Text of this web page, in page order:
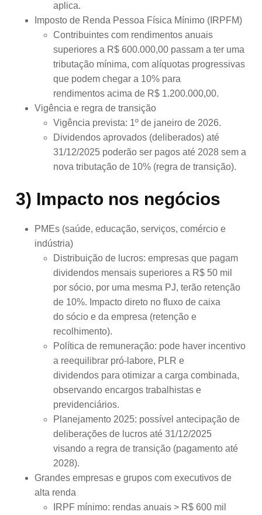
aplica.
Imposto de Renda Pessoa Física Mínimo (IRPFM)
Contribuintes com rendimentos anuais
superiores a R$ 600.000,00 passam a ter uma
tributação mínima, com alíquotas progressivas
que podem chegar a 10% para
rendimentos acima de R$ 1.200.000,00.
Vigência e regra de transição
Vigência prevista: 1º de janeiro de 2026.
Dividendos aprovados (deliberados) até
31/12/2025 poderão ser pagos até 2028 sem a
nova tributação de 10% (regra de transição).
3) Impacto nos negócios
PMEs (saúde, educação, serviços, comércio e
indústria)
Distribuição de lucros: empresas que pagam
dividendos mensais superiores a R$ 50 mil
por sócio, por uma mesma PJ, terão retenção
de 10%. Impacto direto no fluxo de caixa
do sócio e da empresa (retenção e
recolhimento).
Política de remuneração: pode haver incentivo
a reequilibrar pró-labore, PLR e
dividendos para otimizar a carga combinada,
observando encargos trabalhistas e
previdenciários.
Planejamento 2025: possível antecipação de
deliberações de lucros até 31/12/2025
visando a regra de transição (pagamento até
2028).
Grandes empresas e grupos com executivos de
alta renda
IRPF mínimo: rendas anuais > R$ 600 mil